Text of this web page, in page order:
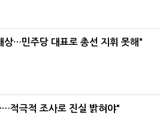
…민주당 대표로 총선 지휘 못해"
적극적 조사로 진실 밝혀야"